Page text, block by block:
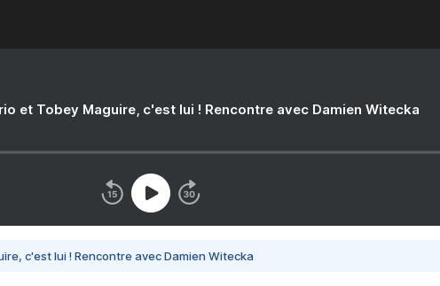
et Tobey Maguire, c'est lui ! Rencontre avec Damien Witecka
c'est lui ! Rencontre avec Damien Witecka